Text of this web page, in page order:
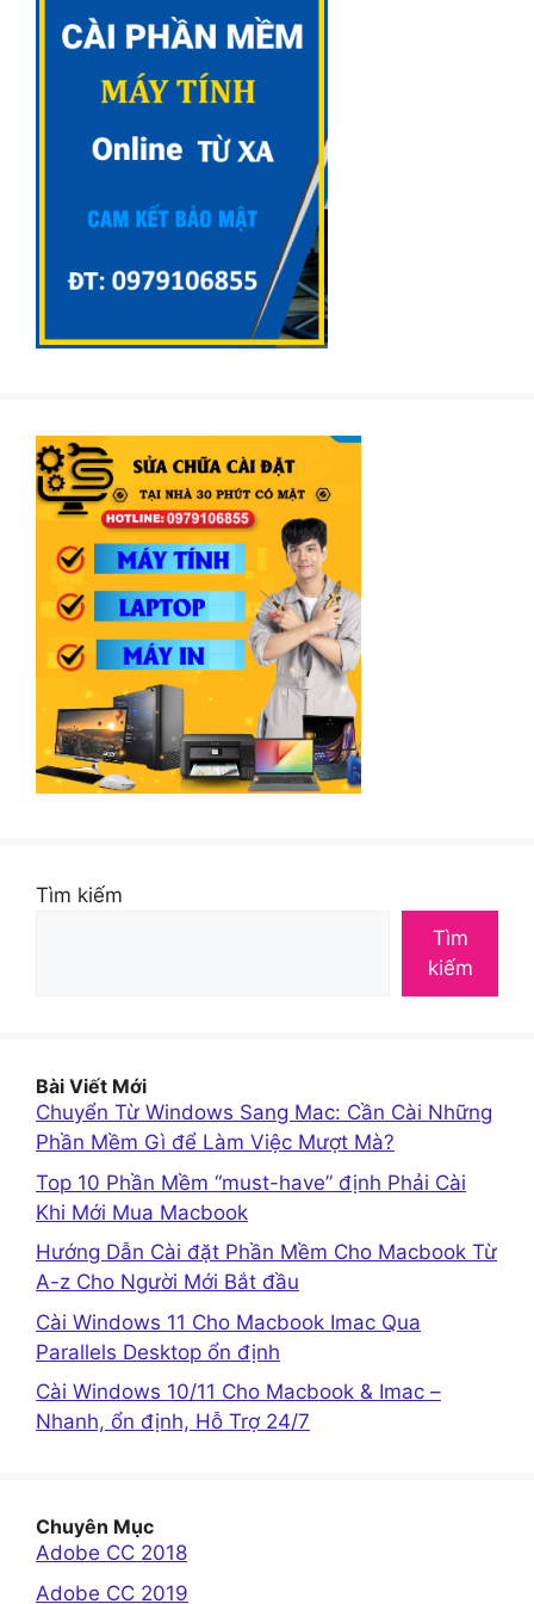
Tìm kiếm
Tìm
kiếm
Bài Viết Mới
Chuyển Từ Windows Sang Mac: Cần Cài Những
Phần Mềm Gì để Làm Việc Mượt Mà?
Top 10 Phần Mềm “must-have” định Phải Cài
Khi Mới Mua Macbook
Hướng Dẫn Cài đặt Phần Mềm Cho Macbook Từ
A-z Cho Người Mới Bắt đầu
Cài Windows 11 Cho Macbook Imac Qua
Parallels Desktop ổn định
Cài Windows 10/11 Cho Macbook & Imac –
Nhanh, ổn định, Hỗ Trợ 24/7
Chuyên Mục
Adobe CC 2018
Adobe CC 2019